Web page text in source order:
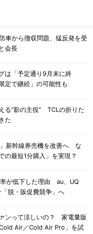
車から徴収問題、猛反発を受
会長
は「予定通り9月末に終
で継続」の可能性も
る“影の主役” TCLの折りた
た
新幹線券売機を改善へ な
の最短1分購入」を実現？
が低下した理由 au、UQ
脱・販促費競争」へ
ンって涼しいの？ 家電量販
Air／Cold Air Pro」を試